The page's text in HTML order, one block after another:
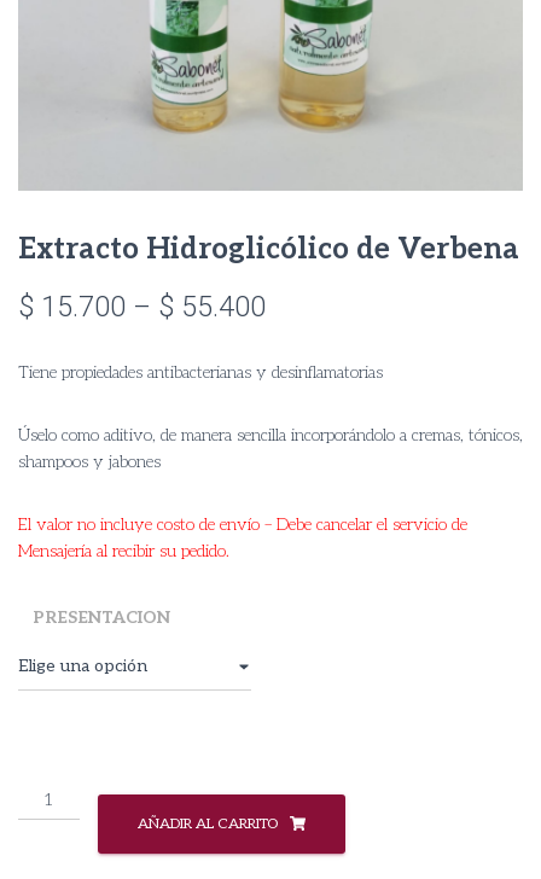
Extracto Hidroglicólico de Verbena
$ 15.700 – $ 55.400
through
Tiene propiedades antibacterianas y desinflamatorias
Úselo como aditivo, de manera sencilla incorporándolo a cremas, tónicos,
shampoos y jabones
El valor no incluye costo de envío – Debe cancelar el servicio de
Mensajería al recibir su pedido.
PRESENTACION
Extracto
Hidroglicólico
AÑADIR AL CARRITO